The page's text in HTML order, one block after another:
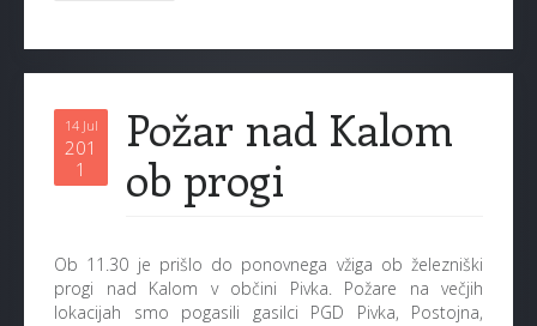
14 Jul
201
1
Požar nad Kalom
ob progi
Ob 11.30 je prišlo do ponovnega vžiga ob železniški
progi nad Kalom v občini Pivka. Požare na večjih
lokacijah smo pogasili gasilci PGD Pivka, Postojna,